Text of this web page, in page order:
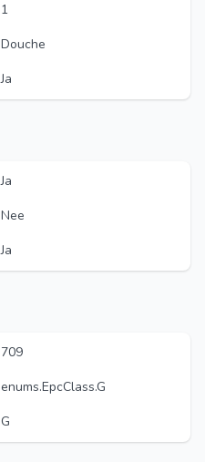
1
Douche
Ja
Ja
Nee
Ja
709
enums.EpcClass.G
G